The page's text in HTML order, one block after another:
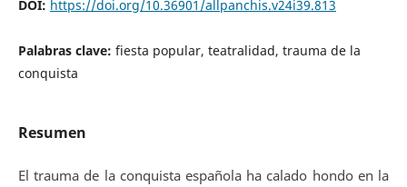
DOI: https://doi.org/10.36901/allpanchis.v24i39.813
Palabras clave: fiesta popular, teatralidad, trauma de la
conquista
Resumen
El trauma de la conquista española ha calado hondo en la